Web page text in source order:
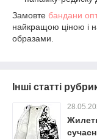
Замовте бандани
найкращою ціною і
образами.
Інші статті